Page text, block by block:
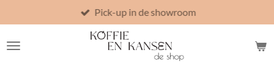
direct
naar
Pick-up in de showroom